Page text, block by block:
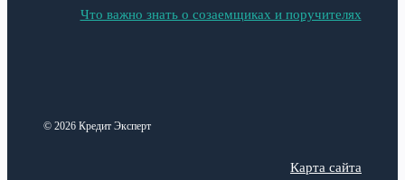
Что важно знать о созаемщиках и поручителях
© 2026 Кредит Эксперт
Карта сайта